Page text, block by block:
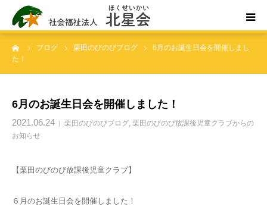
ブログ 栗田のびのびブログ
6月のお誕生日会を開催しまし
た！
6月のお誕生日会を開催しました！
2021.06.24 栗田のびのびブログ, 栗田のびのび放課後児童クラブからの
お知らせ
【栗田のびのび放課後児童クラブ】
６月のお誕生日会を開催しました！
ホーム
事業所案内・ご利用案内